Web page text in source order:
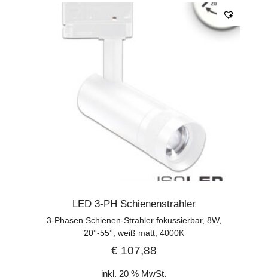
LED 3-PH Schienenstrahler
3-Phasen Schienen-Strahler fokussierbar, 8W,
20°-55°, weiß matt, 4000K
€107,88
inkl. 20 % MwSt.